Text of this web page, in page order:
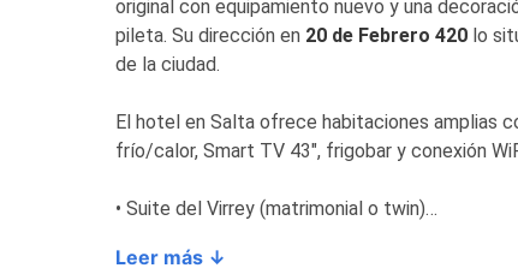
original con equipamiento nuevo y una
pileta. Su dirección en 20 de Febrero 420 lo
de la ciudad.
El hotel en Salta ofrece habitaciones amplias
frío/calor, Smart TV 43", frigobar y conexión
• Suite del Virrey (matrimonial o twin)
• Doble twin
Leer más ↓